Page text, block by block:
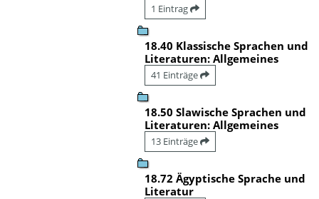
1 Eintrag
18.40 Klassische Sprachen und
Literaturen: Allgemeines
41 Einträge
18.50 Slawische Sprachen und
Literaturen: Allgemeines
13 Einträge
18.72 Ägyptische Sprache und
Literatur